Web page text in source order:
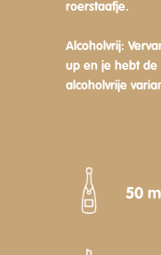
roerstaafje.
Alcoholvrij:
up en je hebt de
alcoholvrije
50